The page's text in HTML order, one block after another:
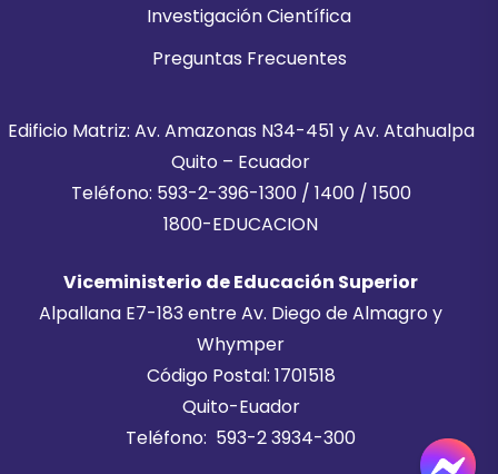
Investigación Científica
Preguntas Frecuentes
Edificio Matriz: Av. Amazonas N34-451 y Av. Atahualpa
Quito – Ecuador
Teléfono: 593-2-396-1300 / 1400 / 1500
1800-EDUCACION
Viceministerio de Educación Superior
Alpallana E7-183 entre Av. Diego de Almagro y
Whymper
Código Postal: 1701518
Quito-Euador
Teléfono: 593-2 3934-300